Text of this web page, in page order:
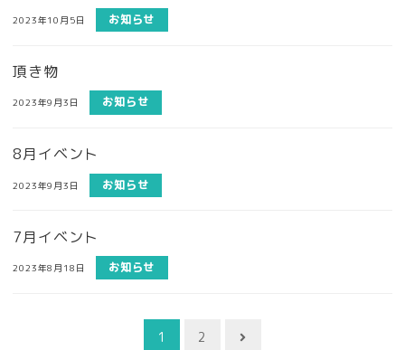
2023年10月5日 お知らせ
頂き物
2023年9月3日 お知らせ
8月イベント
2023年9月3日 お知らせ
7月イベント
2023年8月18日 お知らせ
1 2